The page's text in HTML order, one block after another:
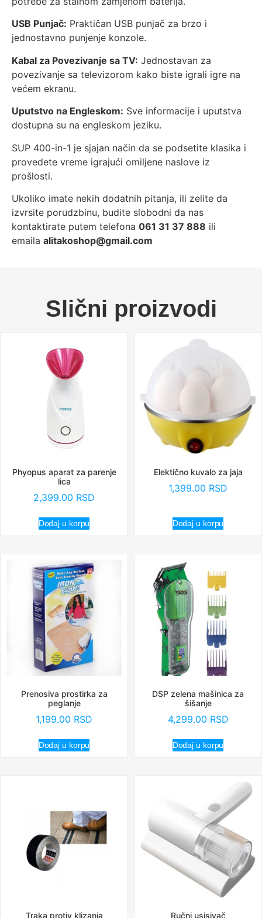
USB Punjač: Praktičan USB punjač za brzo i
jednostavno punjenje konzole.
Kabal za Povezivanje sa TV: Jednostavan za
povezivanje sa televizorom kako biste igrali igre na
većem ekranu.
Uputstvo na Engleskom: Sve informacije i uputstva
dostupna su na engleskom jeziku.
SUP 400-in-1 je sjajan način da se podsetite klasika i
provedete vreme igrajući omiljene naslove iz
prošlosti.
Ukoliko imate nekih dodatnih pitanja, ili zelite da
izvrsite porudzbinu, budite slobodni da nas
kontaktirate putem telefona 061 31 37 888 ili
emaila alitakoshop@gmail.com
Slični proizvodi
Phyopus aparat za parenje
lica
2,399.00 RSD
Dodaj u korpu
Elektično kuvalo za jaja
1,399.00 RSD
Dodaj u korpu
Prenosiva prostirka za
peglanje
1,199.00 RSD
Dodaj u korpu
DSP zelena mašinica za
šišanje
4,299.00 RSD
Dodaj u korpu
Traka protiv klizanja Ručni usisivač